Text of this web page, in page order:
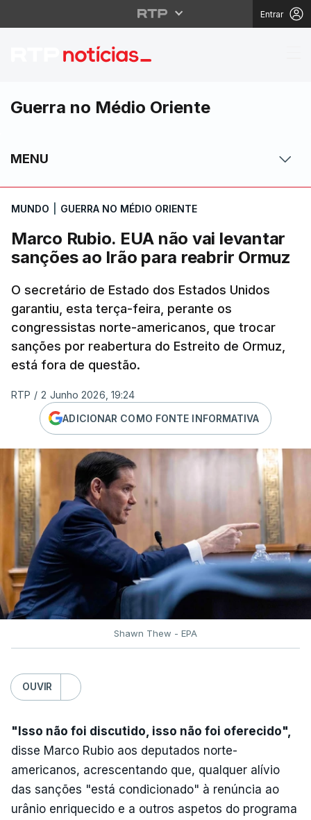
Entrar
Marco Rubio. EUA
Guerra no Médio Oriente
MENU
MUNDO GUERRA NO MÉDIO ORIENTE
Marco Rubio. EUA não vai levantar
sanções ao Irão para reabrir Ormuz
O secretário de Estado dos Estados Unidos
garantiu, esta terça-feira, perante os
congressistas norte-americanos, que trocar
sanções por reabertura do Estreito de Ormuz,
está fora de questão.
RTP / 2 Junho 2026, 19:24
ADICIONAR COMO FONTE INFORMATIVA
Shawn Thew - EPA
OUVIR
"Isso não foi discutido, isso não foi oferecido",
disse Marco Rubio aos deputados norte-
americanos, acrescentando que, qualquer alívio
das sanções "está condicionado" à renúncia ao
urânio enriquecido e a outros aspetos do programa